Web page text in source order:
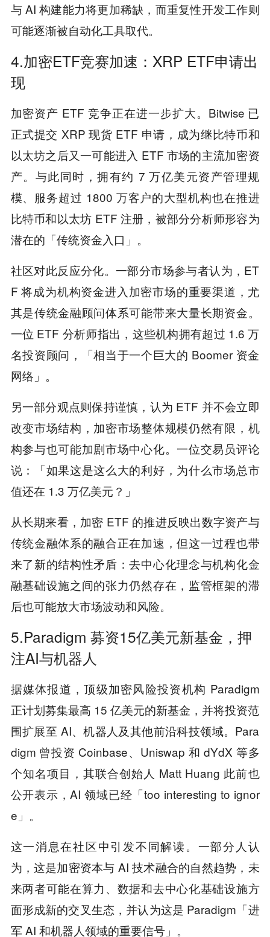
与 AI 构建能力将更加稀缺，而重复性开发工作则
可能逐渐被自动化工具取代。
4.加密ETF竞赛加速：XRP ETF申请出
现
加密资产 ETF 竞争正在进一步扩大。Bitwise 已
正式提交 XRP 现货 ETF 申请，成为继比特币和
以太坊之后又一可能进入 ETF 市场的主流加密资
产。与此同时，拥有约 7 万亿美元资产管理规
模、服务超过 1800 万客户的大型机构也在推进
比特币和以太坊 ETF 注册，被部分分析师形容为
潜在的「传统资金入口」。
社区对此反应分化。一部分市场参与者认为，ET
F 将成为机构资金进入加密市场的重要渠道，尤
其是传统金融顾问体系可能带来大量长期资金。
一位 ETF 分析师指出，这些机构拥有超过 1.6 万
名投资顾问，「相当于一个巨大的 Boomer 资金
网络」。
另一部分观点则保持谨慎，认为 ETF 并不会立即
改变市场结构，加密市场整体规模仍然有限，机
构参与也可能加剧市场中心化。一位交易员评论
说：「如果这是这么大的利好，为什么市场总市
值还在 1.3 万亿美元？」
从长期来看，加密 ETF 的推进反映出数字资产与
传统金融体系的融合正在加速，但这一过程也带
来了新的结构性矛盾：去中心化理念与机构化金
融基础设施之间的张力仍然存在，监管框架的滞
后也可能放大市场波动和风险。
5.Paradigm 募资15亿美元新基金，押
注AI与机器人
据媒体报道，顶级加密风险投资机构 Paradigm
正计划募集最高 15 亿美元的新基金，并将投资范
围扩展至 AI、机器人及其他前沿科技领域。Para
digm 曾投资 Coinbase、Uniswap 和 dYdX 等多
个知名项目，其联合创始人 Matt Huang 此前也
公开表示，AI 领域已经「too interesting to ignor
e」。
这一消息在社区中引发不同解读。一部分人认
为，这是加密资本与 AI 技术融合的自然趋势，未
来两者可能在算力、数据和去中心化基础设施方
面形成新的交叉生态，并认为这是 Paradigm「进
军 AI 和机器人领域的重要信号」。